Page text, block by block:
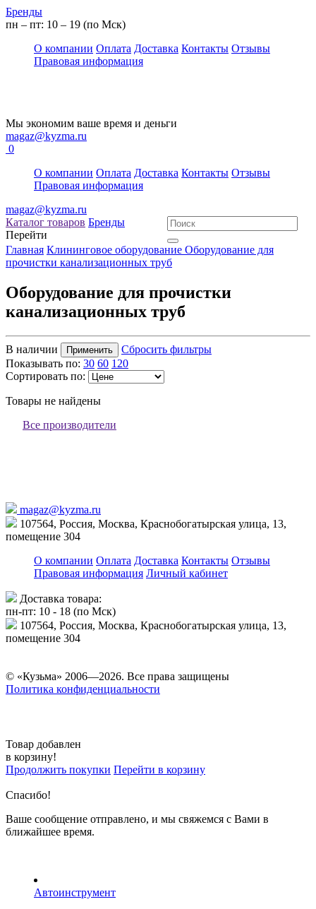
Бренды
пн – пт: 10 – 19 (по Мск)
О компании Оплата Доставка Контакты Отзывы
Правовая информация
Мы экономим ваше время и деньги
magaz@kyzma.ru
0
О компании Оплата Доставка Контакты Отзывы
Правовая информация
magaz@kyzma.ru
Каталог товаров Бренды
Перейти
Главная Клининговое оборудование Оборудование для
прочистки канализационных труб
Оборудование для прочистки
канализационных труб
В наличии Применить
Сбросить фильтры
Показывать по: 30 60 120
Сортировать по:
Товары не найдены
Все производители
magaz@kyzma.ru
107564, Россия, Москва, Краснобогатырская улица, 13,
помещение 304
О компании Оплата Доставка Контакты Отзывы
Правовая информация Личный кабинет
Доставка товара:
пн-пт: 10 - 18 (по Мск)
107564, Россия, Москва, Краснобогатырская улица, 13,
помещение 304
© «Кузьма» 2006—2026. Все права защищены
Политика конфиденциальности
Товар добавлен
в корзину!
Продолжить покупки Перейти в корзину
Спасибо!
Ваше сообщение отправлено, и мы свяжемся с Вами в
ближайшее время.
Автоинструмент